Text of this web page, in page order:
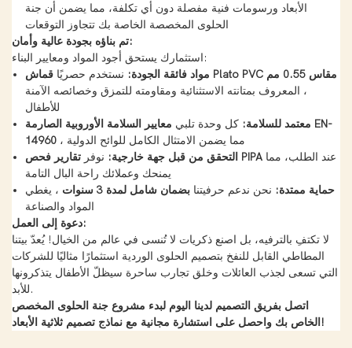
الأبعاد ورسومات فنية مفصلة دون أي تكلفة، مما يضمن أن جنة
الحلوى المخصصة الخاصة بك تتجاوز التوقعات
تم بناؤه بجودة عالية وأمان:
استثمارك يستحق أجود المواد ومعايير البناء:
مواد فائقة الجودة: نستخدم حصريًا
قماش Plato PVC مقاس 0.55 مم
، المعروف بمتانته الاستثنائية ومقاومته للتمزق وخصائصه الآمنة
للأطفال
معتمد للسلامة: كل وحدة تلبي معايير السلامة الأوروبية الصارمة EN-
14960
، مما يضمن الامتثال الكامل للوائح الدولية
التحقق من قبل جهة خارجية: نوفر تقارير فحص PIPAعند الطلب، مما
يمنحك وعملائك راحة البال التامة
حماية ممتدة: نحن ندعم حرفيتنابضمان شامل لمدة 3 سنوات
، يغطي
المواد والصناعة
دعوة إلى العمل:
لا تكتفِ بالترفيه، بل اصنع ذكريات لا تُنسى في عالم من الخيال! يُعدّ بيتنا
المطاطي القابل للنفخ بتصميم الحلوى الوردية استثمارًا مثاليًا للشركات
التي تسعى لجذب العائلات وخلق تجارب ساحرة سيظلّ الأطفال يتذكرونها
للأبد.
اتصل بفريق التصميم لدينا اليوم لبدء مشروع جنة الحلوى المخصص
الخاص بك واحصل على استشارة مجانية مع نماذج تصميم ثلاثية الأبعاد!